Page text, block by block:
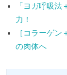
「ヨガ呼吸
力！
［コラーゲ
の肉体へ